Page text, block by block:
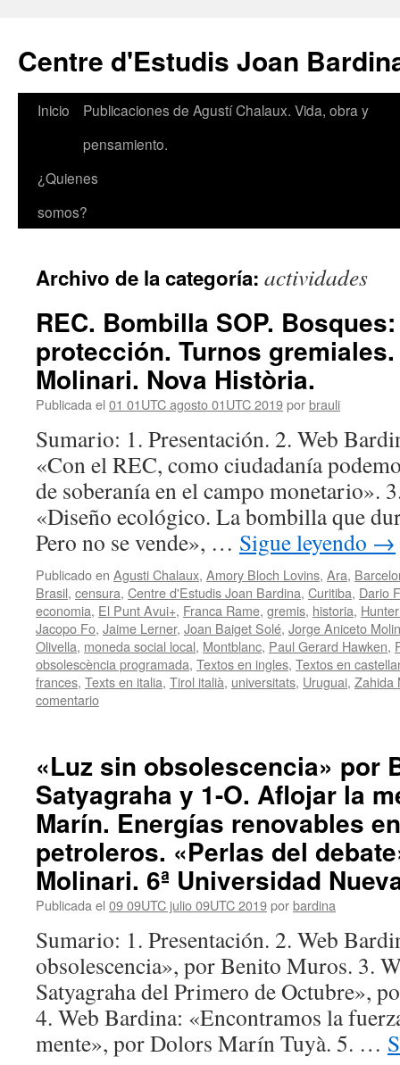
contenido
Centre d'Estudis Joan
Inicio
Publicaciones de Agustí Chalaux. Vida, obra y
pensamiento.
¿Quienes
somos?
Archivo de la categoría: actividades
REC. Bombilla SOP.
protección. Turnos
Molinari. Nova Història.
Publicada el 01 01UTC agosto 01UTC 2019porbrauli
Sumario: 1. Presentación. 2. Web
«Con el REC, como ciudadanía
de soberanía en el campo monetario».
«Diseño ecológico. La bombilla que
Pero no se vende», … Sigue leyendo →
Publicado en Agusti Chalaux, Amory Bloch Lovins, Ara,
Brasil, censura, Centre d'Estudis Joan Bardina, Curitiba, Dario
economia, El Punt Avui+, Franca Rame, gremis, historia,
Jacopo Fo, Jaime Lerner, Joan Baiget Solé, Jorge Aniceto
Olivella, moneda social local, Montblanc, Paul Gerard Hawken,
obsolescència programada, Textos en ingles, Textos en
frances, Texts en italia, Tirol italià, universitats, Uruguai, Zahida
comentario
«Luz sin obsolescencia» por
Satyagraha y 1-O. Aflojar la
Marín. Energías renovables
petroleros. «Perlas del
Molinari. 6ª Universidad
Publicada el 09 09UTC julio 09UTC 2019porbardina
Sumario: 1. Presentación. 2. Web
obsolescencia», por Benito Muros. 3.
Satyagraha del Primero de Octubre»,
4. Web Bardina: «Encontramos la
mente», por Dolors Marín Tuyà. 5. …